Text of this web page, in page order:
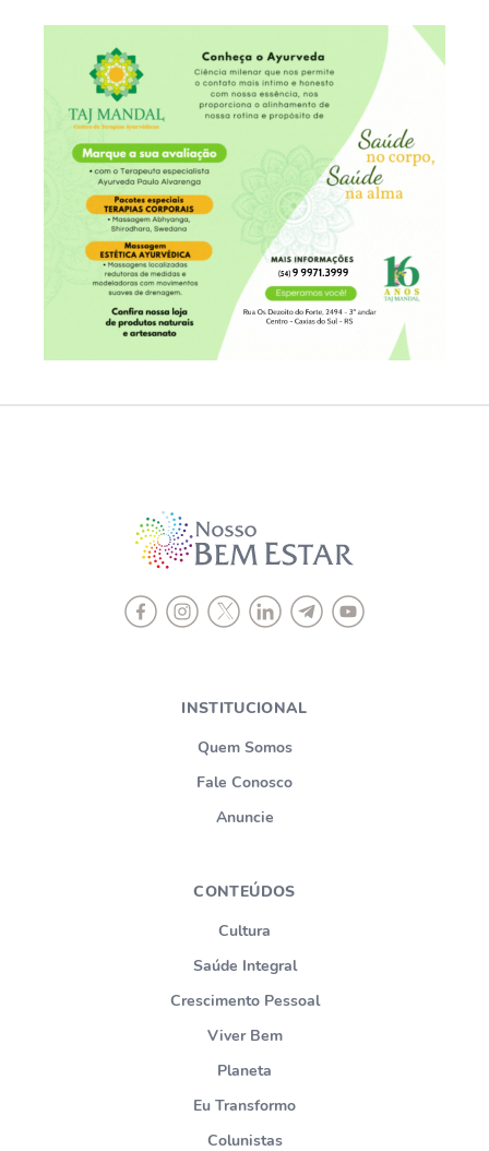
INSTITUCIONAL
Quem Somos
Fale Conosco
Anuncie
CONTEÚDOS
Cultura
Saúde Integral
Crescimento Pessoal
Viver Bem
Planeta
Eu Transformo
Colunistas